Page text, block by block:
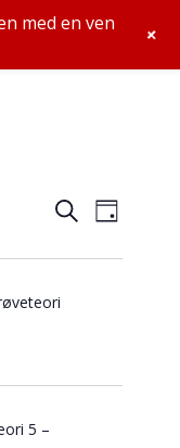
Views
Søg
begivenheder
Views
Dag
5 –
med en ven
+